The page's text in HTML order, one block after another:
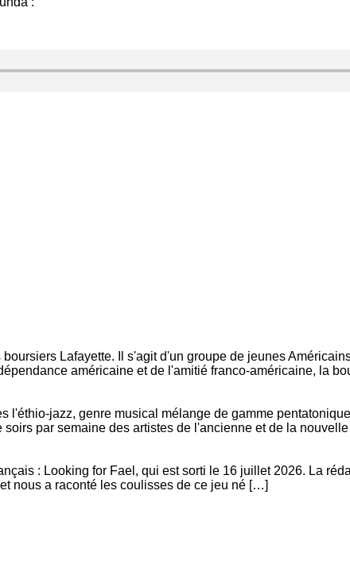
Lafayette. Il s'agit d'un groupe de jeunes
américaine et de l'amitié franco-américaine, la
jazz, genre musical mélange de gamme
par semaine des artistes de l'ancienne et de la
: Looking for Fael, qui est sorti le 16 juillet 2026. La
nous a raconté les coulisses de ce jeu né […]